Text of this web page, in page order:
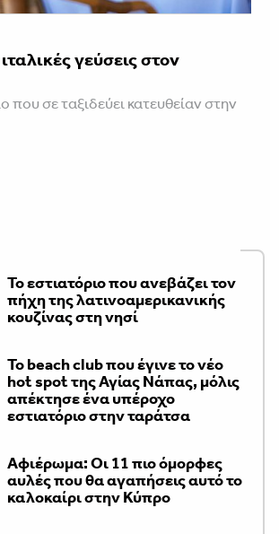
γεύσεις στον
που σε ταξιδεύει κατευθείαν στην
Το εστιατόριο που ανεβάζει τον
πήχη της λατινοαμερικανικής
κουζίνας στη νησί
Το beach club που έγινε το νέο
hot spot της Αγίας Νάπας, μόλις
απέκτησε ένα υπέροχο
εστιατόριο στην ταράτσα
Αφιέρωμα: Οι 11 πιο όμορφες
αυλές που θα αγαπήσεις αυτό το
καλοκαίρι στην Κύπρο